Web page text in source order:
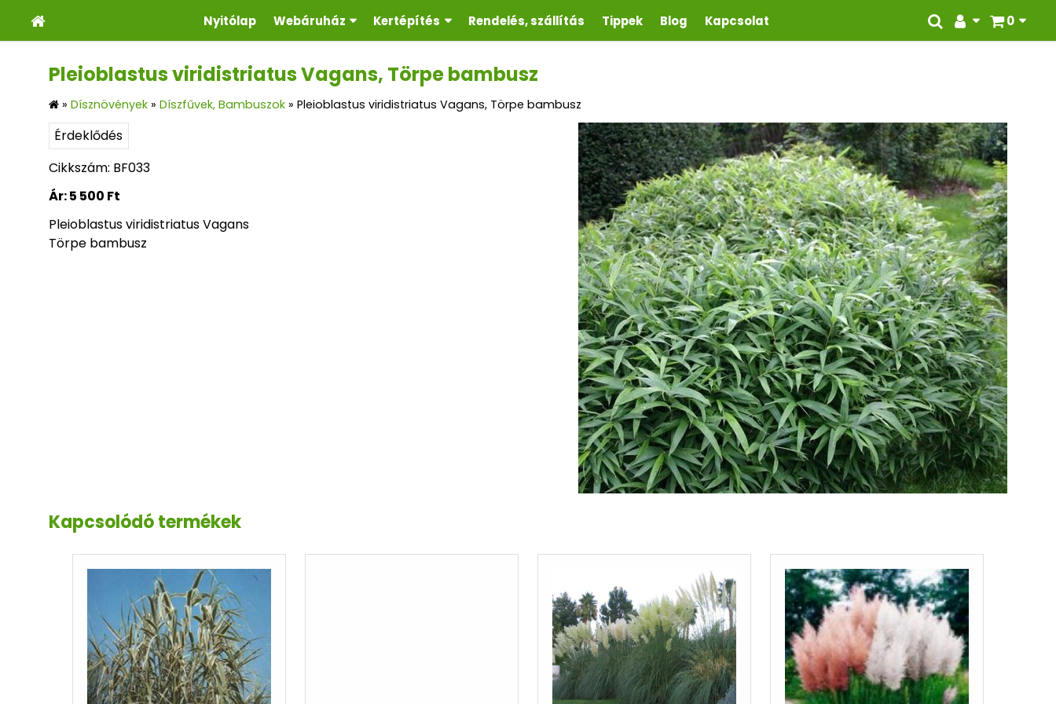
0
Nyitólap Webáruház Kertépítés Rendelés, szállítás Tippek Blog Kapcsolat
Pleioblastus viridistriatus Vagans, Törpe bambusz
» Dísznövények » Díszfűvek, Bambuszok » Pleioblastus viridistriatus Vagans, Törpe bambusz
Érdeklődés
Cikkszám: BF033
Ár:5 500 Ft
Pleioblastus viridistriatus Vagans
Törpe bambusz
Kapcsolódó termékek